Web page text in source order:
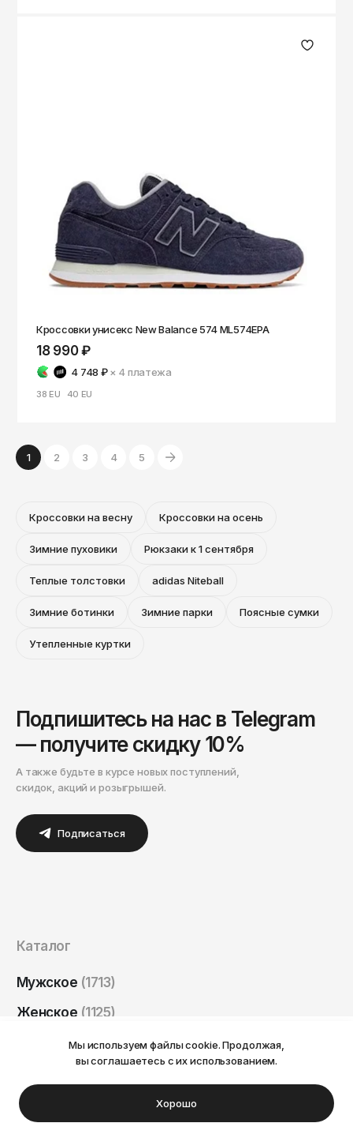
Кроссовки унисекс New Balance 574 ML574EPA
18 990 ₽
4 748 ₽ × 4платежа
38 EU 40 EU
1 2 3 4 5
Кроссовки на весну Кроссовки на осень
Зимние пуховики Рюкзаки к 1 сентября
Теплые толстовки adidas Niteball
Зимние ботинки Зимние парки Поясные сумки
Утепленные куртки
Подпишитесь на нас в Telegram
— получите скидку 10%
А также будьте в курсе новых поступлений,
скидок, акций и розыгрышей.
Подписаться
Каталог
Мужское (1713)
Женское (1125)
Бренды(61)
Скидки
Ваш город Пермь?
Мы используем файлы cookie. Продолжая,
вы соглашаетесь с их использованием.
Хорошо